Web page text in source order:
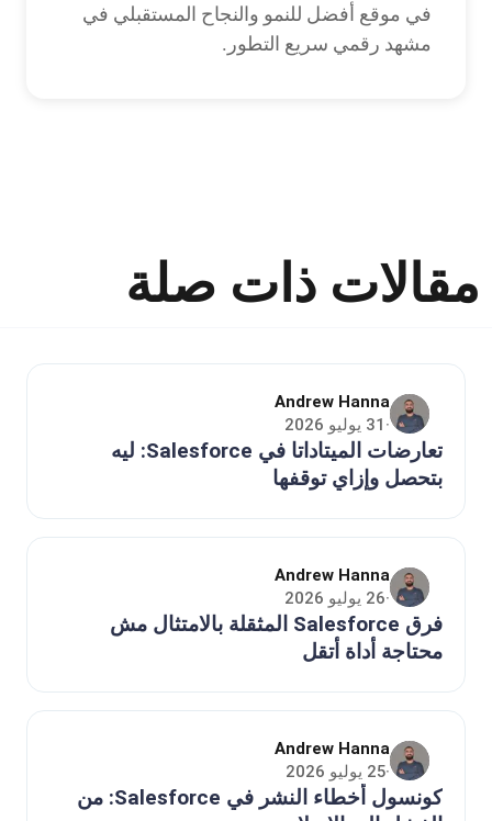
في موقع أفضل للنمو والنجاح المستقبلي في
مشهد رقمي سريع التطور.
مقالات ذات صلة
Andrew Hanna
· 31 يوليو 2026
تعارضات الميتاداتا في Salesforce: ليه
بتحصل وإزاي توقفها
Andrew Hanna
·26 يوليو 2026
فرق Salesforce المثقلة بالامتثال مش
محتاجة أداة أتقل
Andrew Hanna
·25 يوليو 2026
كونسول أخطاء النشر في Salesforce: من